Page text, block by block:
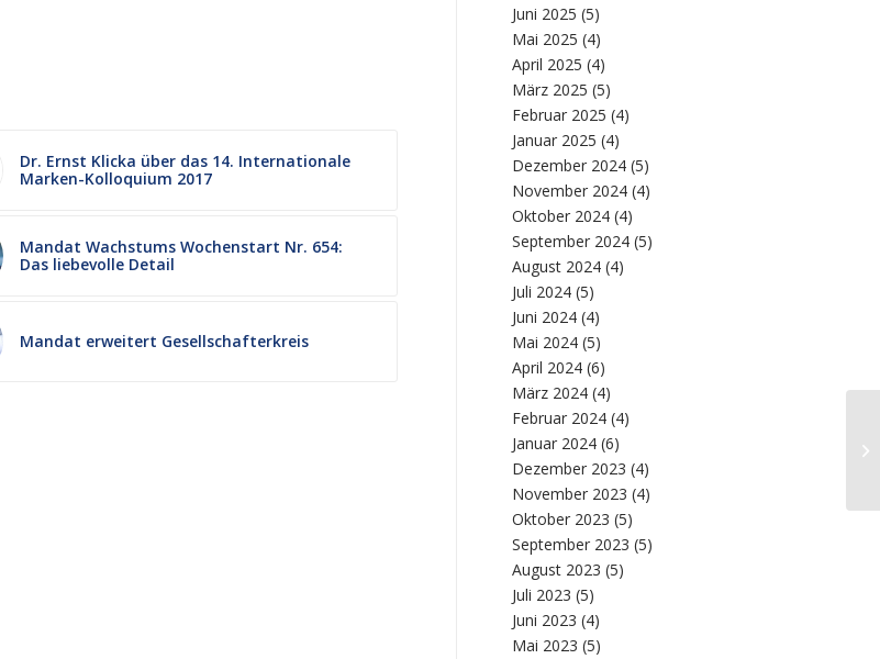
Dr. Ernst Klicka über das 14. Internationale
Marken-Kolloquium 2017
Mandat Wachstums Wochenstart Nr. 654:
Das liebevolle Detail
Mandat erweitert Gesellschafterkreis
Juni 2025 (5)
Mai 2025 (4)
April 2025 (4)
März 2025 (5)
Februar 2025 (4)
Januar 2025 (4)
Dezember 2024 (5)
November 2024 (4)
Oktober 2024 (4)
September 2024 (5)
August 2024 (4)
Juli 2024 (5)
Juni 2024 (4)
Mai 2024 (5)
April 2024 (6)
März 2024 (4)
Februar 2024 (4)
Januar 2024 (6)
Dezember 2023 (4)
November 2023 (4)
Oktober 2023 (5)
September 2023 (5)
August 2023 (5)
Juli 2023 (5)
Juni 2023 (4)
Mai 2023 (5)